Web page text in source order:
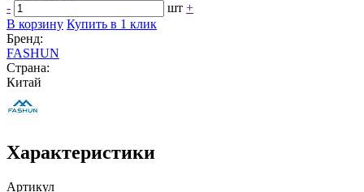
-
шт +
В корзину Купить в 1 клик
Бренд:
FASHUN
Страна:
Китай
Характеристики
Артикул